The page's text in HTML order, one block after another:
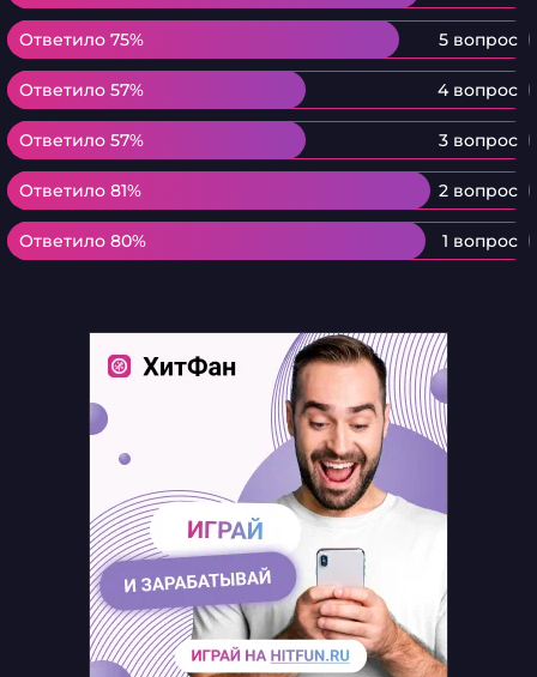
Ответило 75% 5 вопрос
Ответило 75%
Ответило 57% 4 вопрос
Ответило 57%
Ответило 57% 3 вопрос
Ответило 57%
Ответило 81% 2 вопрос
Ответило 81%
Ответило 80% 1 вопрос
Ответило 80%